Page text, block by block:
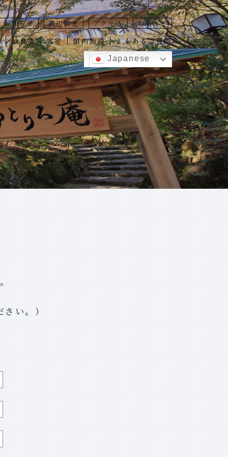
お知らせ 周辺観光 アクセス お問合せ
Japanese
お食事 客室 館内施設 よくあるご質問
い。）